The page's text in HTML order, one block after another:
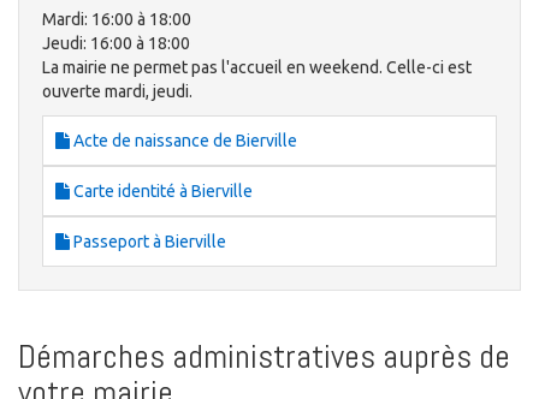
Mardi: 16:00 à 18:00
Jeudi: 16:00 à 18:00
La mairie ne permet pas l'accueil en weekend. Celle-ci est
ouverte mardi, jeudi.
Acte de naissance de Bierville
Carte identité à Bierville
Passeport à Bierville
Démarches administratives auprès de